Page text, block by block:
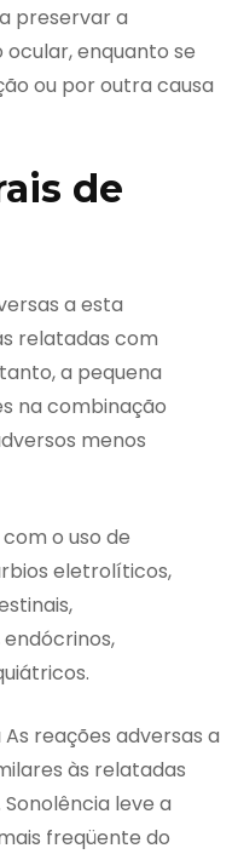
preservar a
enquanto se
ou por outra causa
de
a esta
relatadas com
a pequena
na combinação
menos
o uso de
eletrolíticos,
reações adversas a
às relatadas
leve a
freqüente do